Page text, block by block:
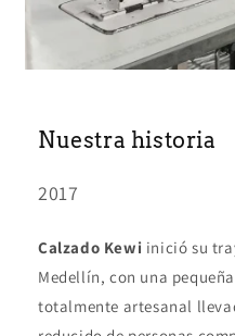
Nuestra historia
2017
Calzado Kewi inició su
Medellín, con una
totalmente artesanal